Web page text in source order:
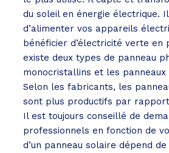
du soleil en énergie électrique.
d’alimenter vos appareils
bénéficier d’électricité verte en
existe deux types de panneau
monocristallins et les
Selon les fabricants, les
sont plus productifs par
Il est toujours conseillé de
professionnels en fonction de
d’un panneau solaire dépend